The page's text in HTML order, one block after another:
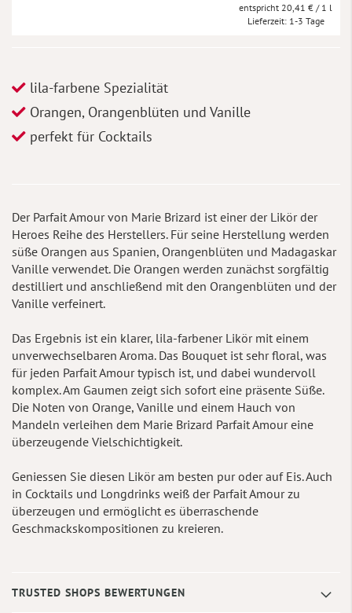
20,41 € / 1 l
Lieferzeit 1-3 Tage
lila-farbene Spezialität
Orangen, Orangenblüten und Vanille
perfekt für Cocktails
Der Parfait Amour von Marie Brizard ist einer der Likör der
Heroes Reihe des Herstellers. Für seine Herstellung werden
süße Orangen aus Spanien, Orangenblüten und Madagaskar
Vanille verwendet. Die Orangen werden zunächst sorgfältig
destilliert und anschließend mit den Orangenblüten und der
Vanille verfeinert.
Das Ergebnis ist ein klarer, lila-farbener Likör mit einem
unverwechselbaren Aroma. Das Bouquet ist sehr floral, was
für jeden Parfait Amour typisch ist, und dabei wundervoll
komplex. Am Gaumen zeigt sich sofort eine präsente Süße.
Die Noten von Orange, Vanille und einem Hauch von
Mandeln verleihen dem Marie Brizard Parfait Amour eine
überzeugende Vielschichtigkeit.
Geniessen Sie diesen Likör am besten pur oder auf Eis. Auch
in Cocktails und Longdrinks weiß der Parfait Amour zu
überzeugen und ermöglicht es überraschende
Geschmackskompositionen zu kreieren.
TRUSTED SHOPS BEWERTUNGEN